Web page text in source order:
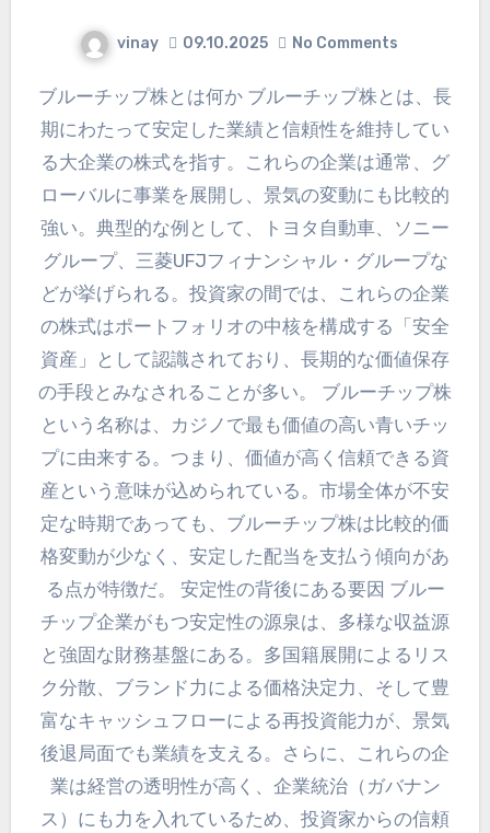
vinay 09.10.2025 No Comments
ブルーチップ株とは何か ブルーチップ株とは、長
期にわたって安定した業績と信頼性を維持してい
る大企業の株式を指す。これらの企業は通常、グ
ローバルに事業を展開し、景気の変動にも比較的
強い。典型的な例として、トヨタ自動車、ソニー
グループ、三菱UFJフィナンシャル・グループな
どが挙げられる。投資家の間では、これらの企業
の株式はポートフォリオの中核を構成する「安全
資産」として認識されており、長期的な価値保存
の手段とみなされることが多い。 ブルーチップ株
という名称は、カジノで最も価値の高い青いチッ
プに由来する。つまり、価値が高く信頼できる資
産という意味が込められている。市場全体が不安
定な時期であっても、ブルーチップ株は比較的価
格変動が少なく、安定した配当を支払う傾向があ
る点が特徴だ。 安定性の背後にある要因 ブルー
チップ企業がもつ安定性の源泉は、多様な収益源
と強固な財務基盤にある。多国籍展開によるリス
ク分散、ブランド力による価格決定力、そして豊
富なキャッシュフローによる再投資能力が、景気
後退局面でも業績を支える。さらに、これらの企
業は経営の透明性が高く、企業統治（ガバナン
ス）にも力を入れているため、投資家からの信頼